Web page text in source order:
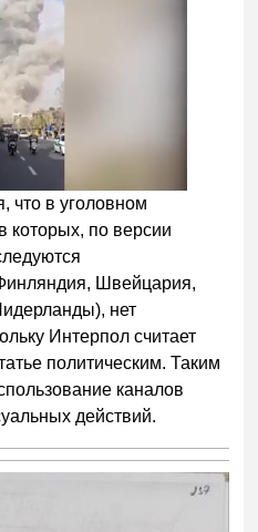
что в уголовном
которых, по версии
Швейцария,
нет
Интерпол считает
политическим. Таким
каналов
действий.